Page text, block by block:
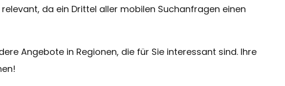
da ein Drittel aller mobilen Suchanfragen einen
Angebote in Regionen, die für Sie interessant sind. Ihre